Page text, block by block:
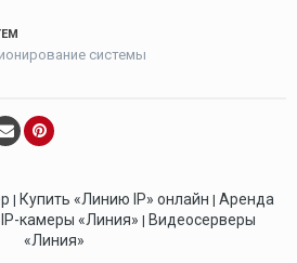
системы
| Купить «Линию IP» онлайн | Аренда
IP-камеры «Линия» | Видеосерверы
«Линия»